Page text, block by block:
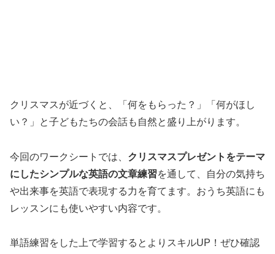
クリスマスが近づくと、「何をもらった？」「何がほし
い？」と子どもたちの会話も自然と盛り上がります。
今回のワークシートでは、 クリスマスプレゼントをテーマ
にしたシンプルな英語の文章練習を通して、自分の気持ち
や出来事を英語で表現する力を育てます。おうち英語にも
レッスンにも使いやすい内容です。
単語練習をした上で学習するとよりスキルUP！ぜひ確認